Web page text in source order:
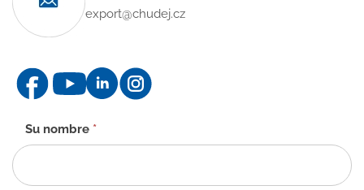
export@chudej.cz
Formulario
de
contacto
-
Su nombre *